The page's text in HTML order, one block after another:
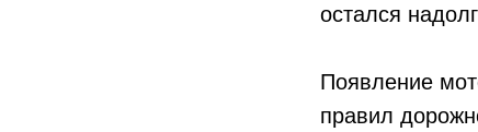
остался
Появление
правил